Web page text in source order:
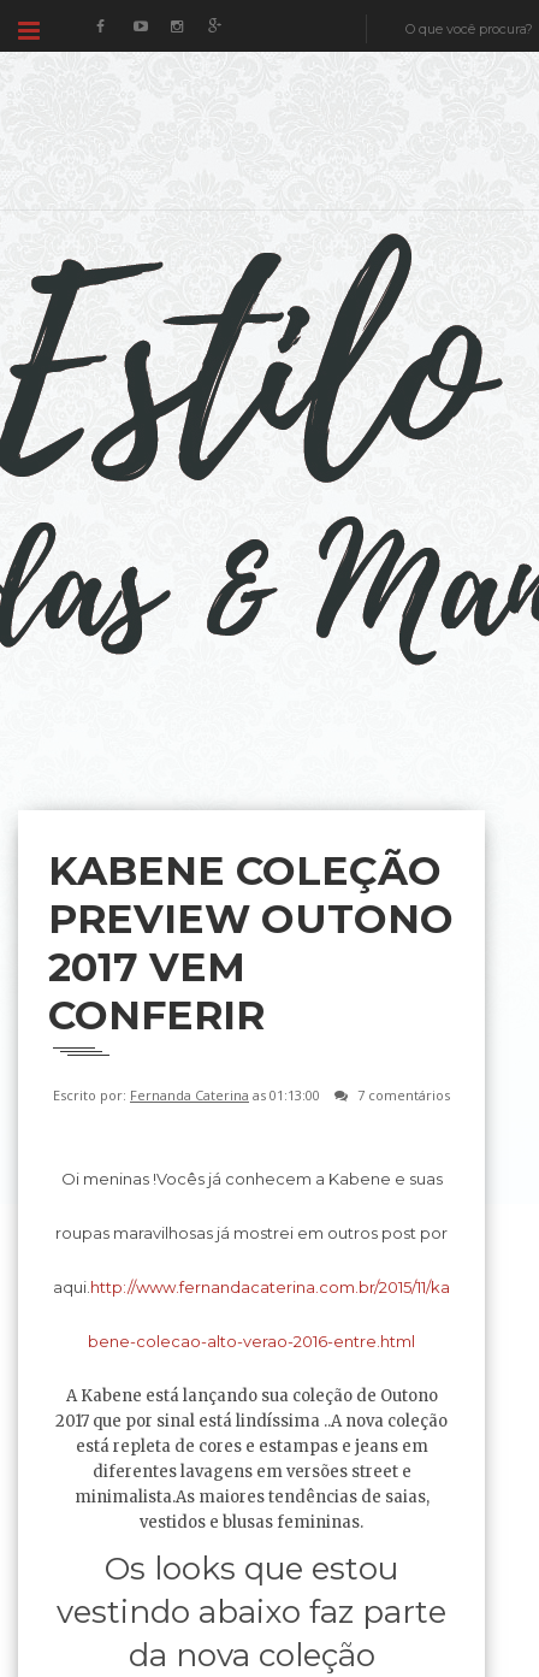
KABENE COLEÇÃO
PREVIEW OUTONO
2017 VEM
CONFERIR
Escrito por: Fernanda Caterina as 01:13:00 7 comentários
Oi meninas !Vocês já conhecem a Kabene e suas
roupas maravilhosas já mostrei em outros post por
aqui. http://www.fernandacaterina.com.br/2015/11/ka
bene-colecao-alto-verao-2016-entre.html
A Kabene está lançando sua coleção de Outono
2017 que por sinal está lindíssima ..A nova coleção
está repleta de cores e estampas e jeans em
diferentes lavagens em versões street e
minimalista.As maiores tendências de saias,
vestidos e blusas femininas.
Os looks que estou
vestindo abaixo faz parte
da nova coleção